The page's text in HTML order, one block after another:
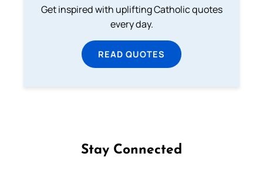
Get inspired with uplifting Catholic quotes
every day.
READ QUOTES
Stay Connected